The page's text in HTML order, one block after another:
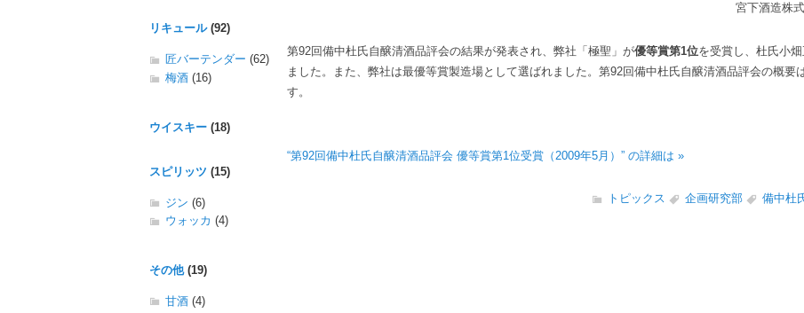
宮下酒造株
第92回備中杜氏自醸清酒品評会の結果が発表され、弊社「極聖」が優等賞第1位を受賞し、杜氏小
ました。また、弊社は最優等賞製造場として選ばれました。第92回備中杜氏自醸清酒品評会の概要
す。
“第92回備中杜氏自醸清酒品評会 優等賞第1位受賞（2009年5月）” の詳細は »
トピックス 企画研究部 備中杜
リキュール(92)
匠バーテンダー (62)
梅酒 (16)
ウイスキー (18)
スピリッツ (15)
ジン (6)
ウォッカ (4)
その他(19)
甘酒 (4)